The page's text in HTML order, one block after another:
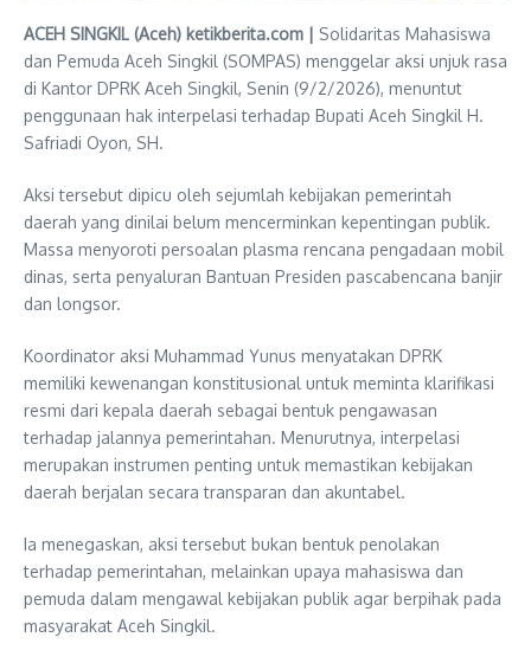
ACEH SINGKIL (Aceh) ketikberita.com | Solidaritas Mahasiswa
dan Pemuda Aceh Singkil (SOMPAS) menggelar aksi unjuk rasa
di Kantor DPRK Aceh Singkil, Senin (9/2/2026), menuntut
penggunaan hak interpelasi terhadap Bupati Aceh Singkil H.
Safriadi Oyon, SH.
Aksi tersebut dipicu oleh sejumlah kebijakan pemerintah
daerah yang dinilai belum mencerminkan kepentingan publik.
Massa menyoroti persoalan plasma rencana pengadaan mobil
dinas, serta penyaluran Bantuan Presiden pascabencana banjir
dan longsor.
Koordinator aksi Muhammad Yunus menyatakan DPRK
memiliki kewenangan konstitusional untuk meminta klarifikasi
resmi dari kepala daerah sebagai bentuk pengawasan
terhadap jalannya pemerintahan. Menurutnya, interpelasi
merupakan instrumen penting untuk memastikan kebijakan
daerah berjalan secara transparan dan akuntabel.
Ia menegaskan, aksi tersebut bukan bentuk penolakan
terhadap pemerintahan, melainkan upaya mahasiswa dan
pemuda dalam mengawal kebijakan publik agar berpihak pada
masyarakat Aceh Singkil.